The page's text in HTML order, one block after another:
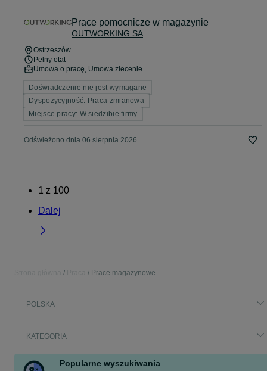
Prace pomocnicze w magazynie
OUTWORKING SA
Ostrzeszów
Pełny etat
Umowa o pracę, Umowa zlecenie
Doświadczenie nie jest wymagane
Dyspozycyjność: Praca zmianowa
Miejsce pracy: W siedzibie firmy
Odświeżono dnia 06 sierpnia 2026
1 z 100
Dalej
Prace magazynowe
POLSKA
KATEGORIA
Popularne wyszukiwania